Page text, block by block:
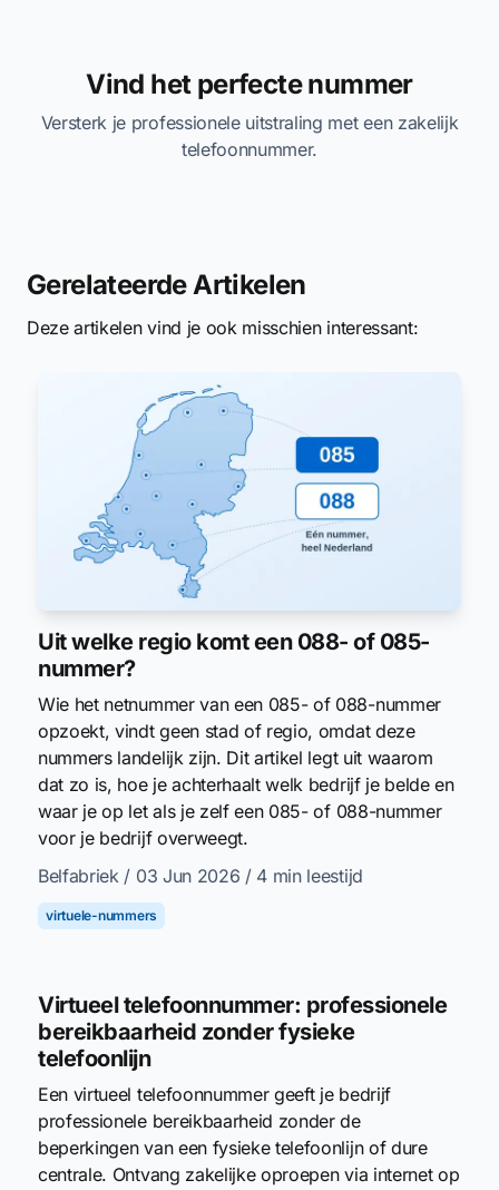
Vind het perfecte nummer
Versterk je professionele uitstraling met een zakelijk
telefoonnummer.
Gerelateerde Artikelen
Deze artikelen vind je ook misschien interessant:
Uit welke regio komt een 088- of 085-
nummer?
Wie het netnummer van een 085- of 088-nummer
opzoekt, vindt geen stad of regio, omdat deze
nummers landelijk zijn. Dit artikel legt uit waarom
dat zo is, hoe je achterhaalt welk bedrijf je belde en
waar je op let als je zelf een 085- of 088-nummer
voor je bedrijf overweegt.
Belfabriek / 03 Jun 2026 / 4 min leestijd
virtuele-nummers
Virtueel telefoonnummer: professionele
bereikbaarheid zonder fysieke
telefoonlijn
Een virtueel telefoonnummer geeft je bedrijf
professionele bereikbaarheid zonder de
beperkingen van een fysieke telefoonlijn of dure
centrale. Ontvang zakelijke oproepen via internet op